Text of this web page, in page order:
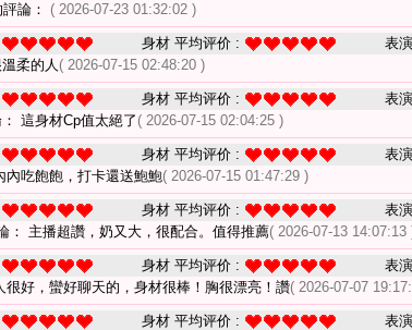
論： ( 2026-07-23 01:32:02 )
身材 平均评价 : 表
柔的人 ( 2026-07-15 02:48:20 )
身材 平均评价 : 表
這身材Cp值太絕了 ( 2026-07-15 02:04:25 )
身材 平均评价 : 表
內吃飽飽，打卡還送鮑鮑( 2026-07-15 01:47:29 )
身材 平均评价 : 表
： 主播超讚，奶又大，很配合。值得推薦( 2026-07-13 14:07:13
身材 平均评价 : 表
很好，蠻好聊天的，身材很棒！胸很漂亮！讚( 2026-07-07
身材 平均评价 : 表